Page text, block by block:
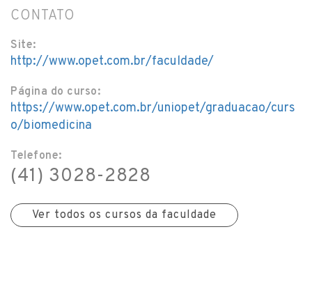
CONTATO
Site:
http://www.opet.com.br/faculdade/
Página do curso:
https://www.opet.com.br/uniopet/graduacao/curs
o/biomedicina
Telefone:
(41) 3028-2828
Ver todos os cursos da faculdade